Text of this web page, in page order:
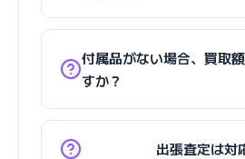
付属品がない場合、買取
すか？
出張査定は対